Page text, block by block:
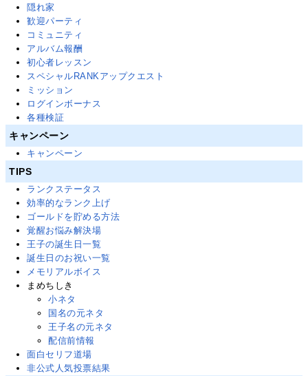
隠れ家
歓迎パーティ
コミュニティ
アルバム報酬
初心者レッスン
スペシャルRANKアップクエスト
ミッション
ログインボーナス
各種検証
キャンペーン
キャンペーン
TIPS
ランクステータス
効率的なランク上げ
ゴールドを貯める方法
覚醒お悩み解決場
王子の誕生日一覧
誕生日のお祝い一覧
メモリアルボイス
まめちしき
小ネタ
国名の元ネタ
王子名の元ネタ
配信前情報
面白セリフ道場
非公式人気投票結果